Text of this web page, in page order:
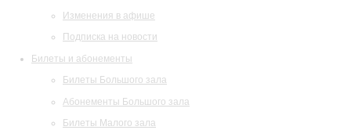
Изменения в афише
Подписка на новости
Билеты и абонементы
Билеты Большого зала
Абонементы Большого зала
Билеты Малого зала